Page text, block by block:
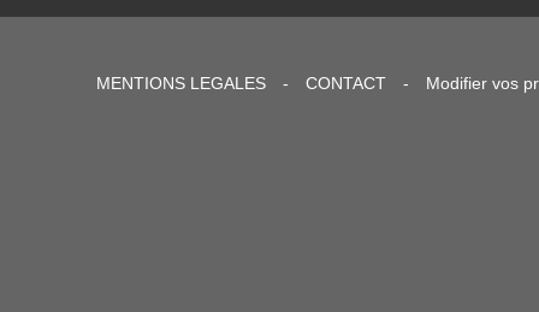
MENTIONS LEGALES - CONTACT - Modifier vos